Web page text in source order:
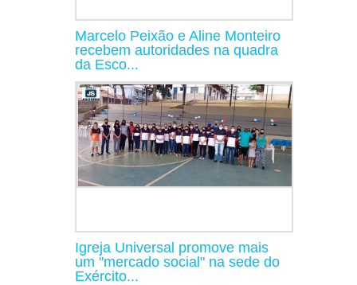
Marcelo Peixão e Aline Monteiro
recebem autoridades na quadra
da Esco...
Igreja Universal promove mais
um "mercado social" na sede do
Exército...